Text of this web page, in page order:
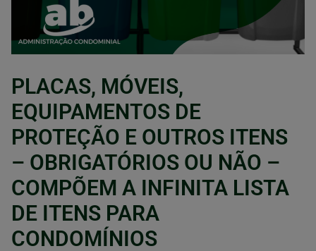
PLACAS, MÓVEIS,
EQUIPAMENTOS DE
PROTEÇÃO E OUTROS ITENS
– OBRIGATÓRIOS OU NÃO –
COMPÕEM A INFINITA LISTA
DE ITENS PARA
CONDOMÍNIOS